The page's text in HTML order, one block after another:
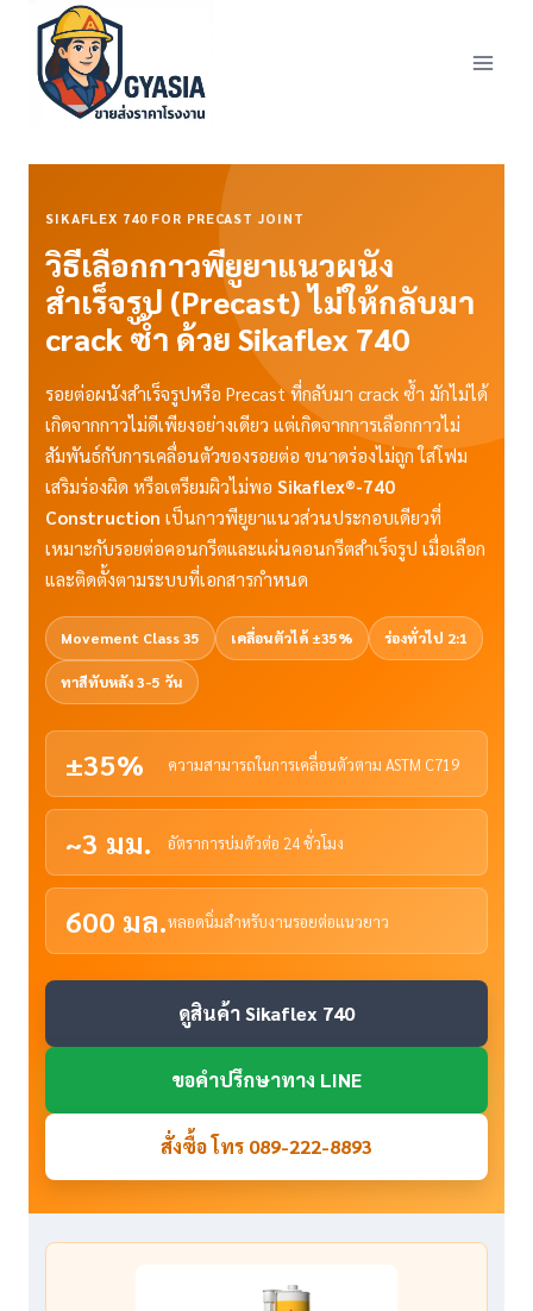
content
SIKAFLEX 740 FOR PRECAST JOINT
วิธีเลือกกาวพียูยาแนวผนัง
สำเร็จรูป (Precast) ไม่ให้กลับมา
crack ซ้ำ ด้วย Sikaflex 740
รอยต่อผนังสำเร็จรูปหรือ Precast ที่กลับมา crack ซ้ำ มักไม่ได้
เกิดจากกาวไม่ดีเพียงอย่างเดียว แต่เกิดจากการเลือกกาวไม่
สัมพันธ์กับการเคลื่อนตัวของรอยต่อ ขนาดร่องไม่ถูก ใส่โฟม
เสริมร่องผิด หรือเตรียมผิวไม่พอ Sikaflex®-740
Construction เป็นกาวพียูยาแนวส่วนประกอบเดียวที่
เหมาะกับรอยต่อคอนกรีตและแผ่นคอนกรีตสำเร็จรูป เมื่อเลือก
และติดตั้งตามระบบที่เอกสารกำหนด
Movement Class 35 เคลื่อนตัวได้ ±35% ร่องทั่วไป 2:1
ทาสีทับหลัง 3-5 วัน
±35% ความสามารถในการเคลื่อนตัวตาม ASTM C719
~3 มม. อัตราการบ่มตัวต่อ 24 ชั่วโมง
600 มล.หลอดนิ่มสำหรับงานรอยต่อแนวยาว
ดูสินค้า Sikaflex 740
ขอคำปรึกษาทาง LINE
สั่งซื้อ โทร 089-222-8893